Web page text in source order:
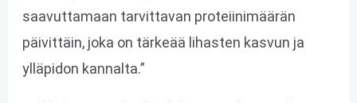
saavuttamaan tarvittavan proteiinimäärän
päivittäin, joka on tärkeää lihasten kasvun ja
ylläpidon kannalta.”